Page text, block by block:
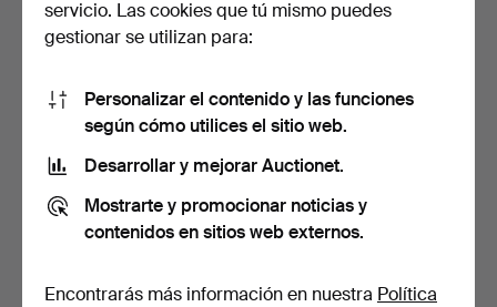
CON SIETE CUCHILLOS,
"…
4 días
211 USD
También puedes buscar ennuestro archivo de
subastas concluidas.
servicio. Las cookies que tú mismo puedes
gestionar se utilizan para:
Personalizar el contenido y las funciones
según cómo utilices el sitio web.
Desarrollar y mejorar Auctionet.
Mostrarte y promocionar noticias y
contenidos en sitios web externos.
Encontrarás más información en nuestra Política